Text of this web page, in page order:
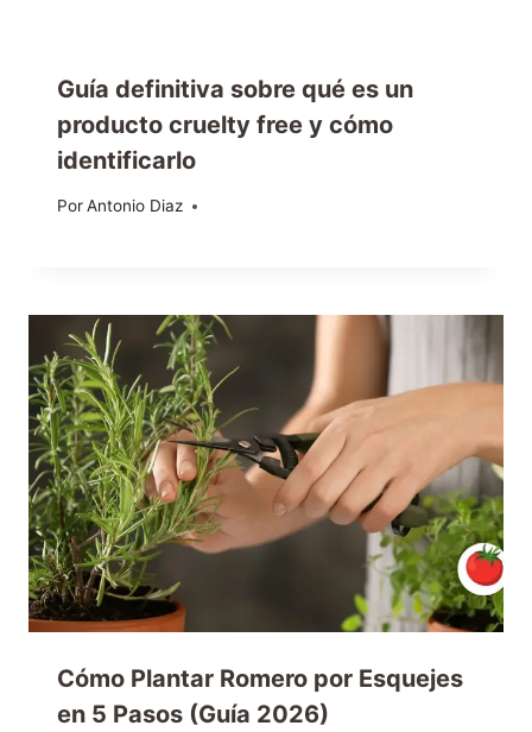
Guía definitiva sobre qué es un
producto cruelty free y cómo
identificarlo
PorAntonio Diaz
21/05/2024
Cómo Plantar Romero por Esquejes
en 5 Pasos (Guía 2026)